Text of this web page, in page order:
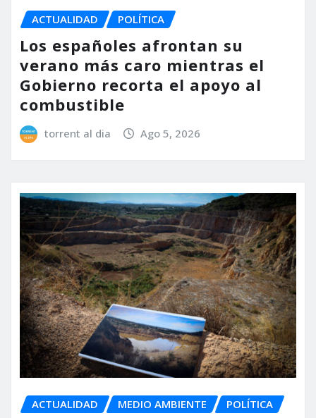
ACTUALIDAD POLÍTICA
Los españoles afrontan su
verano más caro mientras el
Gobierno recorta el apoyo al
combustible
torrent al dia Ago 5, 2026
ACTUALIDAD MEDIO AMBIENTE POLÍTICA